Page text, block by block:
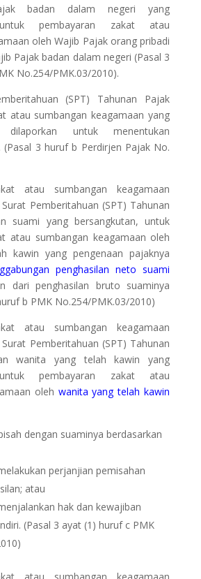
badan dalam negeri yang
pembayaran zakat atau
oleh Wajib Pajak orang pribadi
Pajak badan dalam negeri (Pasal 3
No.254/PMK.03/2010).
(SPT) Tahunan Pajak
atau sumbangan keagamaan yang
untuk menentukan
(Pasal 3 huruf b Perdirjen Pajak No.
atau sumbangan keagamaan
Pemberitahuan (SPT) Tahunan
suami yang bersangkutan, untuk
atau sumbangan keagamaan oleh
kawin yang pengenaan pajaknya
penghasilan neto suami
dari penghasilan bruto suaminya
b PMK No.254/PMK.03/2010)
atau sumbangan keagamaan
Pemberitahuan (SPT) Tahunan
wanita yang telah kawin yang
pembayaran zakat atau
oleh wanita yang telah kawin
dengan suaminya berdasarkan
perjanjian pemisahan
atau
hak dan kewajiban
(Pasal 3 ayat (1) huruf c PMK